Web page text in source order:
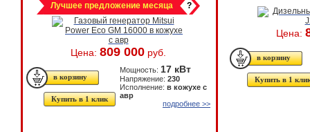
Лучшее предложение месяца ?
Цена: 809 000 руб.
Купить в 1 клик
Мощность: 17 кВт
Напряжение: 230
Исполнение: в кожухе с
авр
подробнее >>
Цена:
Купить в 1